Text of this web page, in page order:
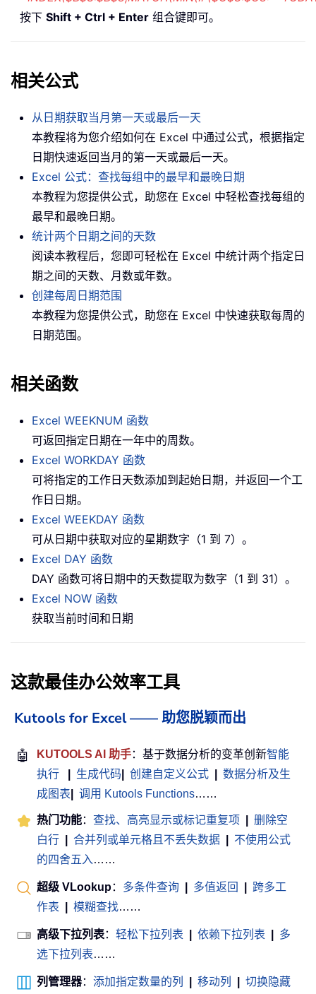
按下 Shift + Ctrl + Enter 组合键即可。
相关公式
从日期获取当月第一天或最后一天
本教程将为您介绍如何在 Excel 中通过公式，根据指定
日期快速返回当月的第一天或最后一天。
Excel 公式：查找每组中的最早和最晚日期
本教程为您提供公式，助您在 Excel 中轻松查找每组的
最早和最晚日期。
统计两个日期之间的天数
阅读本教程后，您即可轻松在 Excel 中统计两个指定日
期之间的天数、月数或年数。
创建每周日期范围
本教程为您提供公式，助您在 Excel 中快速获取每周的
日期范围。
相关函数
Excel WEEKNUM 函数
可返回指定日期在一年中的周数。
Excel WORKDAY 函数
可将指定的工作日天数添加到起始日期，并返回一个工
作日日期。
Excel WEEKDAY 函数
可从日期中获取对应的星期数字（1 到 7）。
Excel DAY 函数
DAY 函数可将日期中的天数提取为数字（1 到 31）。
Excel NOW 函数
获取当前时间和日期
这款最佳办公效率工具
Kutools for Excel —— 助您脱颖而出
🤖 KUTOOLS AI 助手：基于数据分析的变革创新智能
执行
生成代码 创建自定义公式
数据分析及生
成图表
调用 Kutools Functions……
热门功能： 查找、高亮显示或标记重复项
删除空
白行
合并列或单元格且不丢失数据
不使用公式
的四舍五入 ……
超级 VLookup： 多条件查询 多值返回
跨多工
作表
模糊查找……
高级下拉列表： 轻松下拉列表 依赖下拉列表
多
选下拉列表……
列管理器： 添加指定数量的列 移动列
切换隐藏